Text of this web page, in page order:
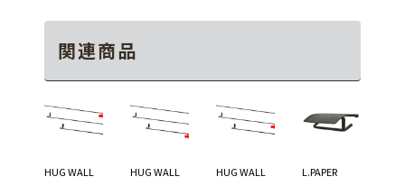
関連商品
HUG WALL
HUG WALL
HUG WALL
L.PAPER